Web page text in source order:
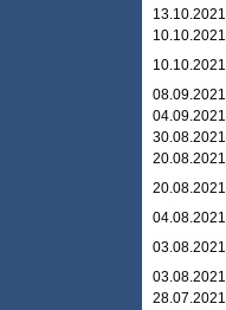
13.10.2021
10.10.2021
10.10.2021
08.09.2021
04.09.2021
30.08.2021
20.08.2021
20.08.2021
04.08.2021
03.08.2021
03.08.2021
28.07.2021